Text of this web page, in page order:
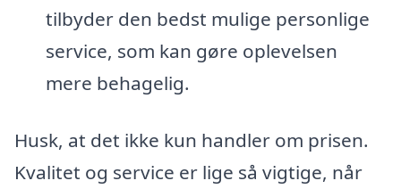
tilbyder den bedst mulige personlige
service, som kan gøre oplevelsen
mere behagelig.
Husk, at det ikke kun handler om prisen.
Kvalitet og service er lige så vigtige, når